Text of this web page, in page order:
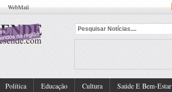
WebMail
Política Educação Cultura Saúde E Bem-Estar